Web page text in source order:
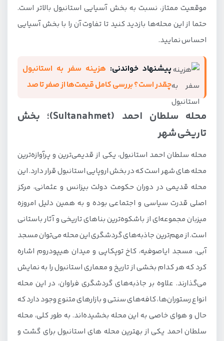
موقعیت ممتاز، نسبت به بخش آسیایی استانبول بالاتر است.
حتما از این محله‌ها بازدید کنید تا تفاوت آن را با بخش آسیایی
احساس نمایید.
پیشنهاد خواندنی: هزینه سفر به استانبول
چقدر است؟ بررسی کامل قیمت‌ها از صفر تا صد
محله سلطان احمد (Sultanahmet)؛ بخش
تاریخی شهر
محله سلطان احمد استانبول، یکی از قدیمی‌ترین و پرآوازه‌ترین
محله های شهر است که در بخش اروپایی استانبول قرار دارد. این
محله قدیمی در دوران حکومت دولت بیزانس و عثمانی، مرکز
اصلی قدرت سیاسی و اجتماعی بوده و به همین دلیل امروزه
میزبان مجموعه‌ای از باشکوه‌ترین بناهای تاریخی و آثار باستانی
است. از مهم‌ترین جاذبه‌های گردشگری این محله می‌توان مسجد
آبی، مسجد ایاصوفیه، کاخ توپکاپی و میدان هیپودروم اشاره
کرد که هر کدام بخشی از تاریخ و معماری استانبول را به نمایش
می‌گذارند. علاوه بر جاذبه‌های گردشگری فراوان، در این محله
انواع رستوران‌ها، کافه‌های سنتی و بازارهای متنوع وجود دارد که
حال و هوای خاصی به این محله بخشیده‌اند. به طور کلی، محله
سلطان احمد یکی از بهترین محله های استانبول برای گشت و